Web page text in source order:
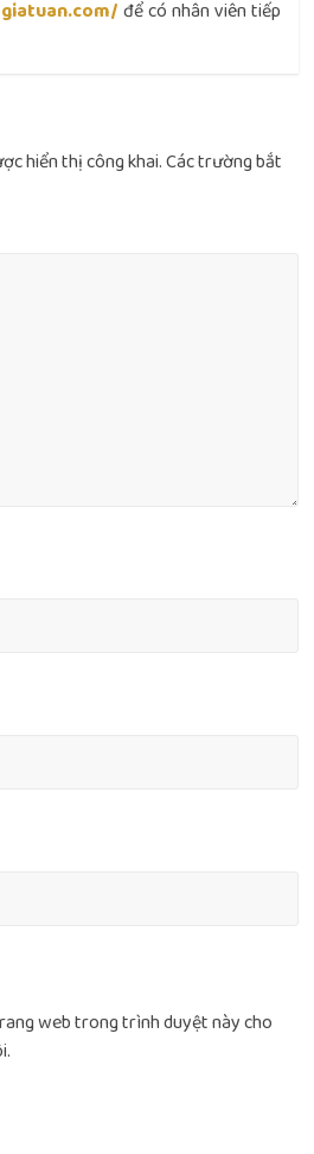
để có nhân viên tiếp
hiển thị công khai.Các trường bắt
web trong trình duyệt này cho